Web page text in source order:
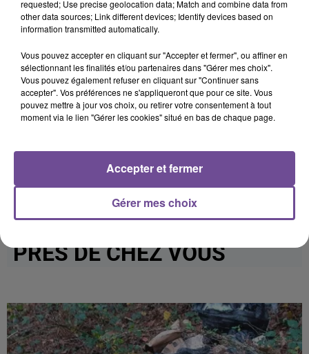
Cet élément est masqué compte-tenu du refus du
dépôt de cookies que vous avez exprimé. Si vous
souhaitez l'afficher, merci de nous donner votre accord
en cliquant sur le bouton ci-dessous.
Afficher l'élément
PRÈS DE CHEZ VOUS
requested; Use precise geolocation data; Match and combine data from
other data sources; Link different devices; Identify devices based on
information transmitted automatically.
Vous pouvez accepter en cliquant sur "Accepter et fermer", ou affiner en
sélectionnant les finalités et/ou partenaires dans "Gérer mes choix".
Vous pouvez également refuser en cliquant sur "Continuer sans
accepter". Vos préférences ne s'appliqueront que pour ce site. Vous
pouvez mettre à jour vos choix, ou retirer votre consentement à tout
moment via le lien "Gérer les cookies" situé en bas de chaque page.
Gérer mes choix
Accepter et fermer